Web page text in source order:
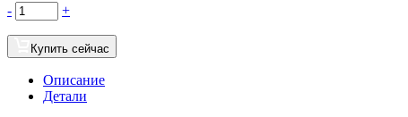
- +
Купить сейчас
Описание
Детали